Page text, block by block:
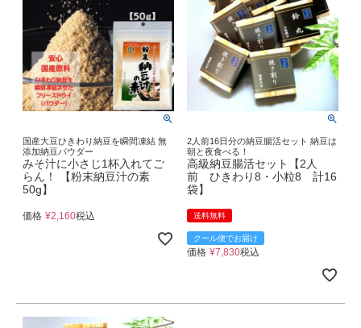
国産大豆ひきわり納豆を瞬間凍結 無
添加納豆パウダー
みそ汁に小さじ1杯入れてご
らん！ 【粉末納豆汁の素
50g】
価格 ¥2,160税込
2人前16日分の納豆腸活セット 納豆は
朝と夜食べる！
高級納豆腸活セット【2人
前 ひきわり8・小粒8 計16
袋】
送料無料
クール便でお届け
価格 ¥7,830税込